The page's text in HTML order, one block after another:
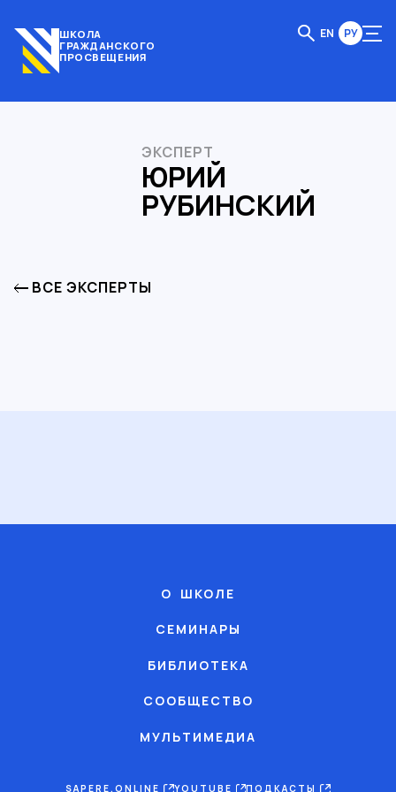
ШКОЛА
ГРАЖДАНСКОГО
ПРОСВЕЩЕНИЯ
EN РУ
ЭКСПЕРТ
ЮРИЙ
РУБИНСКИЙ
ВСЕ ЭКСПЕРТЫ
О ШКОЛЕ
СЕМИНАРЫ
БИБЛИОТЕКА
СООБЩЕСТВО
МУЛЬТИМЕДИА
SAPERE.ONLINE YOUTUBE ПОДКАСТЫ